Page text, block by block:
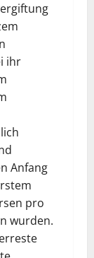
ihr
Anfang
pro
wurden.